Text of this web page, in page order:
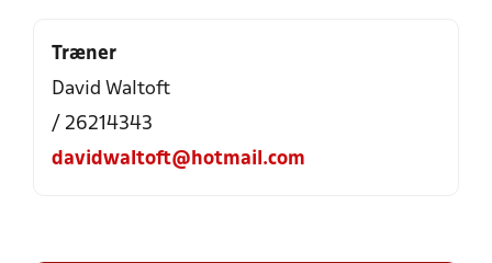
Træner
David Waltoft
/ 26214343
davidwaltoft@hotmail.com